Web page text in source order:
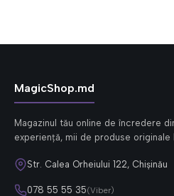
MagicShop.md
Magazinul tău online de încredere
experiență, mii de produse
Str. Calea Orheiului 122, Chișinău
078 55 55 35(Viber)